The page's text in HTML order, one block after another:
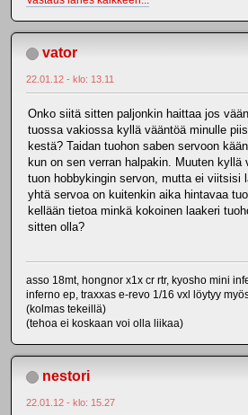
vator
22.01.12 - klo: 13.11
Onko siitä sitten paljonkin haittaa jos
tuossa vakiossa kyllä vääntöä minulle
kestä? Taidan tuohon saben servoon
kun on sen verran halpakin. Muuten kyllä
tuon hobbykingin servon, mutta ei viitsisi
yhtä servoa on kuitenkin aika hintavaa
kellään tietoa minkä kokoinen laakeri
sitten olla?
asso 18mt, hongnor x1x cr rtr, kyosho mini
inferno ep, traxxas e-revo 1/16 vxl löytyy
(kolmas tekeillä)
(tehoa ei koskaan voi olla liikaa)
nestori
22.01.12 - klo: 15.27